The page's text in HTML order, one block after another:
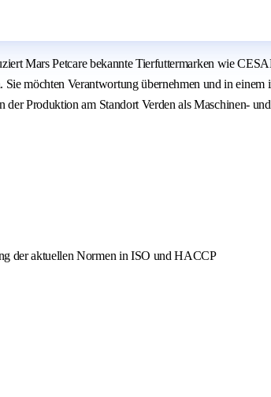
Mars Petcare bekannte Tierfuttermarken wie
möchten Verantwortung übernehmen und in einem
Produktion am Standort Verden als Maschinen-
der aktuellen Normen in ISO und HACCP